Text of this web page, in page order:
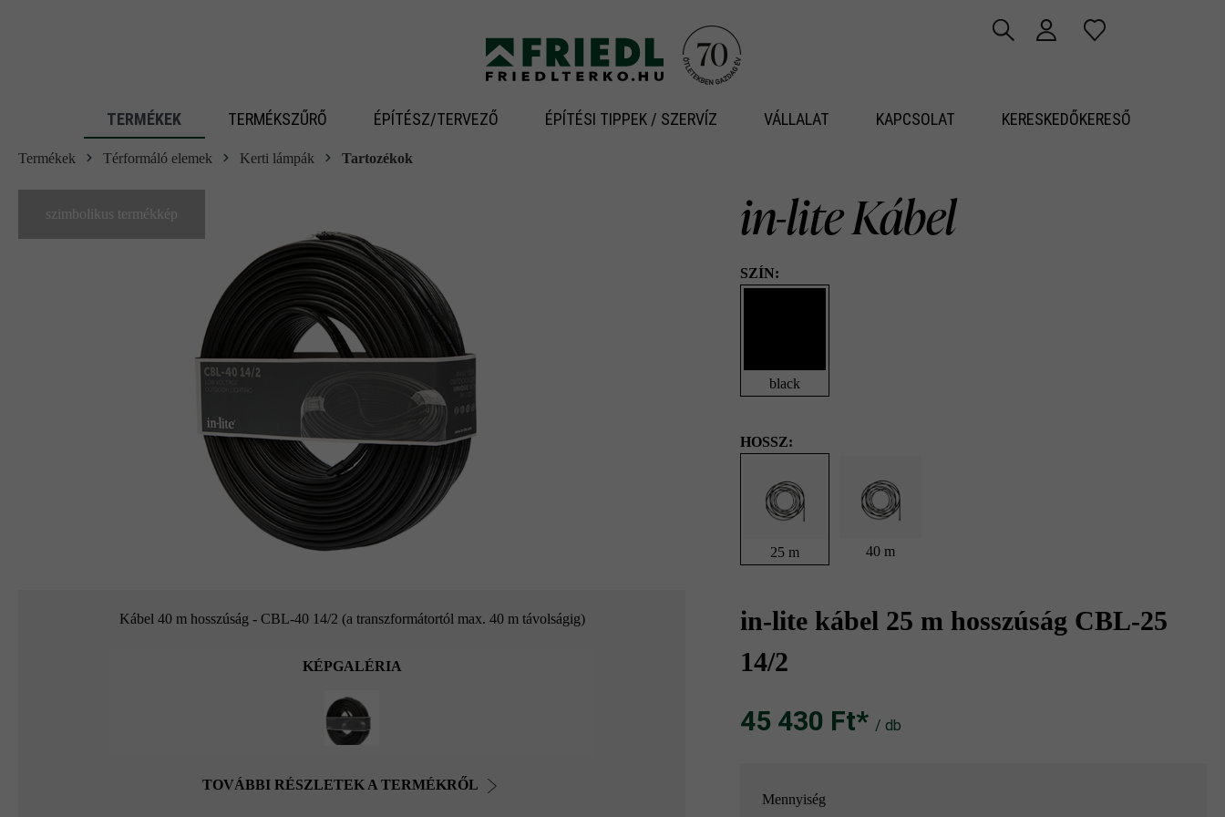
TERMÉKEK TERMÉKSZŰRŐ ÉPÍTÉSZ/TERVEZŐ ÉPÍTÉSI TIPPEK / SZERVÍZ VÁLLALAT KAPCSOLAT KERESKEDŐKERESŐ
Termékek Térformáló elemek Kerti lámpák Tartozékok
szimbolikus termékkép
Kábel 40 m hosszúság - CBL-40 14/2 (a transzformátortól max. 40 m távolságig)
KÉPGALÉRIA
TOVÁBBI RÉSZLETEK A TERMÉKRŐL
in-lite Kábel
SZÍN:
black
HOSSZ:
25 m 40 m
in-lite kábel 25 m hosszúság CBL-25
14/2
45 430 Ft‎‎‎*/ db
Mennyiség